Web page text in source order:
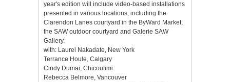
year's edition will include video-based installations
presented in various locations, including the
Clarendon Lanes courtyard in the ByWard Market,
the SAW outdoor courtyard and Galerie SAW
Gallery.
with: Laurel Nakadate, New York
Terrance Houle, Calgary
Cindy Dumai, Chicoutimi
Rebecca Belmore, Vancouver